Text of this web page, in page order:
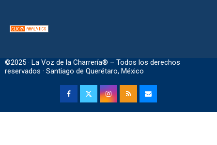
©2025 · La Voz de la Charrería® – Todos los derechos
reservados · Santiago de Querétaro, México